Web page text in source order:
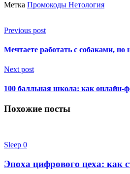
Метка Промокоды Нетология
Previous post
Мечтаете работать с собаками, но
Next post
100 балльная школа: как
Похожие посты
Sleep 0
Эпоха цифрового цеха: как